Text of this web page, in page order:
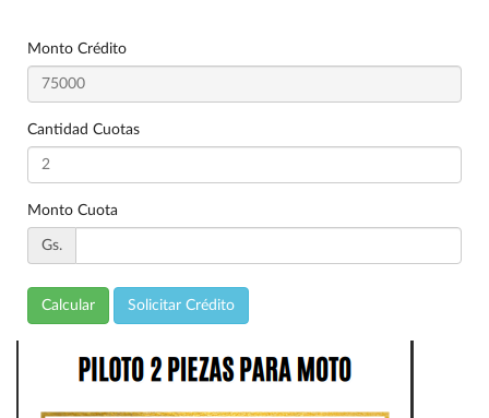
Monto Crédito
Cantidad Cuotas
Monto Cuota
Gs.
Calcular Solicitar Crédito